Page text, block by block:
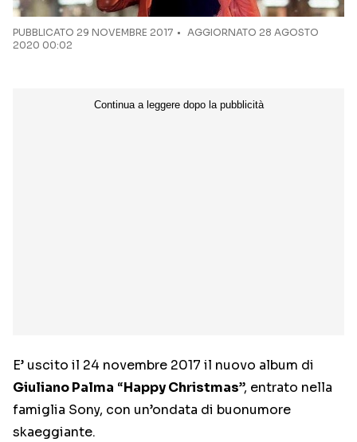
PUBBLICATO 29 NOVEMBRE 2017
AGGIORNATO 28 AGOSTO
2020 00:02
E’ uscito il 24 novembre 2017 il nuovo album di
Giuliano Palma “Happy Christmas”, entrato nella
famiglia Sony, con un’ondata di buonumore
skaeggiante.